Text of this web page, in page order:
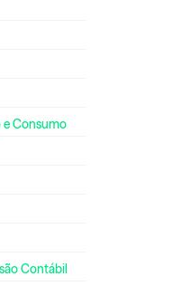
e Consumo
Contábil